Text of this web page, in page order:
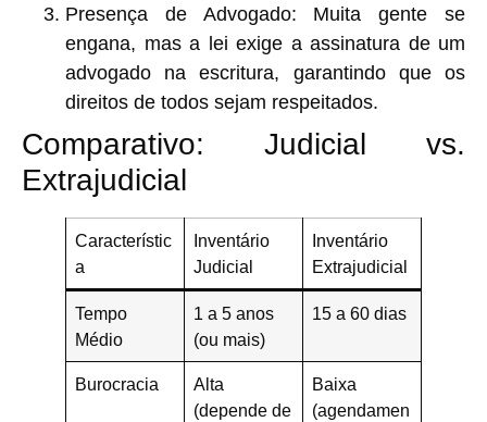
Presença de Advogado: Muita gente se
engana, mas a lei exige a assinatura de um
advogado na escritura, garantindo que os
direitos de todos sejam respeitados.
Comparativo: Judicial vs.
Extrajudicial
Característic
a
Inventário
Judicial
Inventário
Extrajudicial
Tempo
Médio
1 a 5 anos
(ou mais)
15 a 60 dias
Burocracia
Alta
(depende de
Baixa
(agendamen